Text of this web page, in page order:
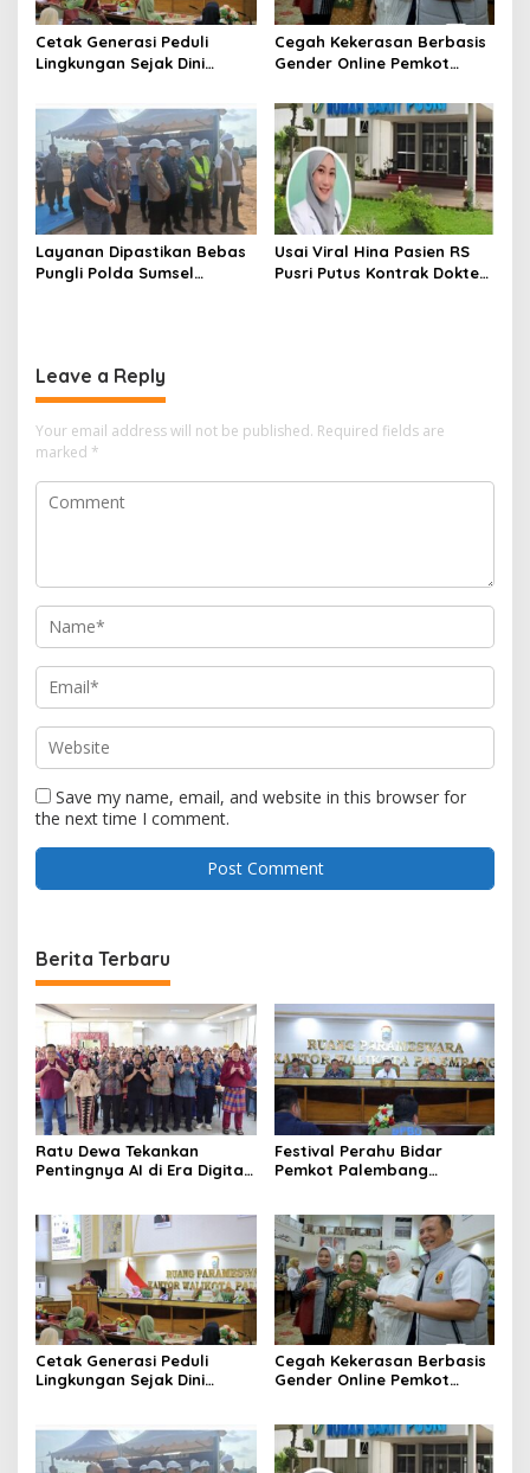
Cetak Generasi Peduli
Lingkungan Sejak Dini
Program Perkuat Adiwiyata
Cegah Kekerasan Berbasis
Gender Online Pemkot
Digital Perempuan
Layanan Dipastikan Bebas
Pungli Polda Sumsel
Usai Viral Hina Pasien RS
Pusri Putus Kontrak Dokter
Leave a Reply
Your email address will not be published. Required fields are
marked *
Save my name, email, and website in this browser for
the next time I comment.
Berita Terbaru
Ratu Dewa Tekankan
Pentingnya AI di Era Digital,
Festival Perahu Bidar
Pemkot Palembang
Cetak Generasi Peduli
Lingkungan Sejak Dini
Cegah Kekerasan Berbasis
Gender Online Pemkot